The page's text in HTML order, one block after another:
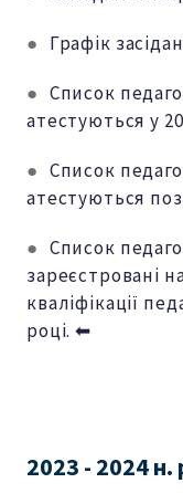
● Графік
● Список
атестуються у
● Список
атестуються
● Список
зареєстровані
кваліфікації
році. ⬅
2023 - 2024 н.